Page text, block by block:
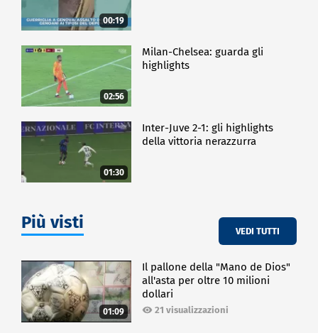
00:19
02:56
Milan-Chelsea: guarda gli
highlights
01:30
Inter-Juve 2-1: gli highlights
della vittoria nerazzurra
Più visti VEDI TUTTI
01:09
Il pallone della "Mano de Dios"
all'asta per oltre 10 milioni
dollari
21 visualizzazioni